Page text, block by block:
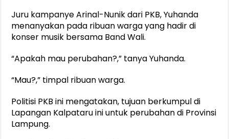
Juru kampanye Arinal-Nunik dari PKB, Yuhanda
menanyakan pada ribuan warga yang hadir di
konser musik bersama Band Wali.
“Apakah mau perubahan?,” tanya Yuhanda.
“Mau?,” timpal ribuan warga.
Politisi PKB ini mengatakan, tujuan berkumpul di
Lapangan Kalpataru ini untuk perubahan di Provinsi
Lampung.